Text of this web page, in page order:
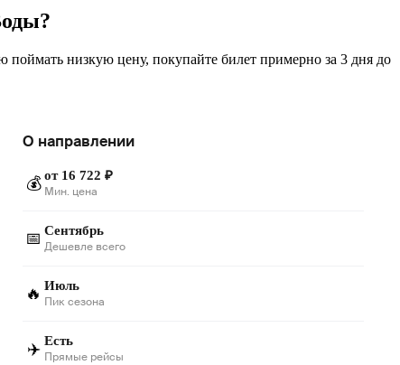
низкую цену, покупайте билет примерно за 3 дня до
О направлении
💰 от 16 722 ₽
Мин. цена
📅 Сентябрь
Дешевле всего
🔥 Июль
Пик сезона
✈️ Есть
Прямые рейсы